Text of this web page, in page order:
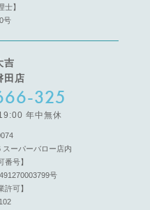
士】
号
吉
田店
325
年中無休
スーパーバロー店内
番号】
号
許可】